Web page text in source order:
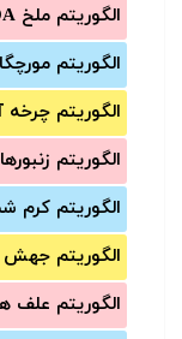
الگوریتم ملخ GOA
الگوریتم
الگوریتم
الگوریتم زنبورها Bees
الگوریتم کرم
الگوریتم جهش
الگوریتم علف